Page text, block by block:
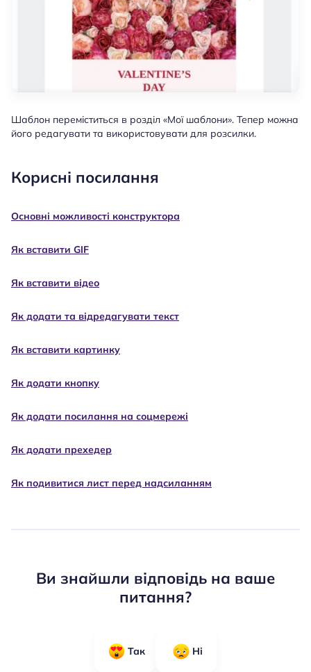
Шаблон переміститься в розділ «Мої шаблони». Тепер можна
його редагувати та використовувати для розсилки.
Корисні посилання
Основні можливості конструктора
Як вставити GIF
Як вставити відео
Як додати та відредагувати текст
Як вставити картинку
Як додати кнопку
Як додати посилання на соцмережі
Як додати прехедер
Як подивитися лист перед надсиланням
Ви знайшли відповідь на ваше
питання?
Так Ні